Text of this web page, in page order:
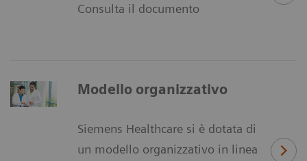
Consulta il documento
Modello organizzativo
Siemens Healthcare si è dotata di
un modello organizzativo in linea